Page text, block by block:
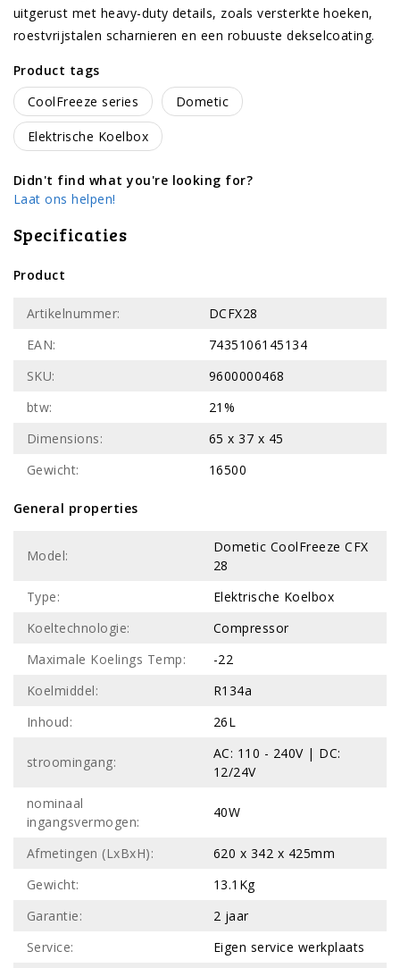
uitgerust met heavy-duty details, zoals versterkte hoeken,
roestvrijstalen scharnieren en een robuuste dekselcoating.
Product tags
CoolFreeze series
Dometic
Elektrische Koelbox
Didn't find what you're looking for?
Laat ons helpen!
Specificaties
Product
Artikelnummer:
DCFX28
EAN:
7435106145134
SKU:
9600000468
btw:
21%
Dimensions:
65 x 37 x 45
Gewicht:
16500
General properties
Model:
Dometic CoolFreeze CFX
28
Type:
Elektrische Koelbox
Koeltechnologie:
Compressor
Maximale Koelings Temp:
-22
Koelmiddel:
R134a
Inhoud:
26L
stroomingang:
AC: 110 - 240V | DC:
12/24V
nominaal
ingangsvermogen:
40W
Afmetingen (LxBxH):
620 x 342 x 425mm
Gewicht:
13.1Kg
Garantie:
2 jaar
Service:
Eigen service werkplaats